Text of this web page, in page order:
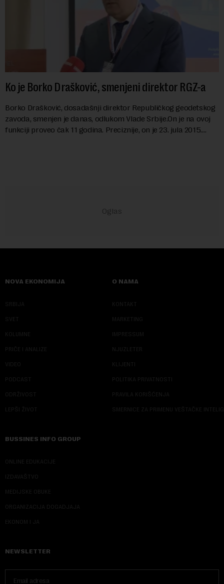
Ko je Borko Drašković, smenjeni direktor RGZ-a
Borko Drašković, dosadašnji direktor Republičkog geodetskog
zavoda, smenjen je danas, odlukom Vlade Srbije.On je na ovoj
funkciji proveo čak 11 godina. Preciznije, on je 23. jula 2015.
NOVA EKONOMIJA
SRBIJA
SVET
KOLUMNE
PRIČE I ANALIZE
VIDEO
PODCAST
ODRŽIVOST
LEPŠI ŽIVOT
O NAMA
KONTAKT
MARKETING
IMPRESSUM
NJUZLETER
KLIJENTI
POLITIKA PRIVATNOSTI
PRAVILA KORIŠĆENJA
SMERNICE ZA PRIMENU VEŠTAČKE
BUSSINES INFO GROUP
ONLINE EDUKACIJE
IZDAVAŠTVO
MEDIJSKE OBUKE
ORGANIZACIJA DOGADJAJA
EKONOM I JA
NEWSLETTER